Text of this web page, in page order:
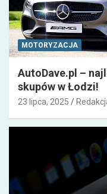
MOTORYZACJA
AutoDave.pl –
skupów w Łodzi!
23 lipca, 2025